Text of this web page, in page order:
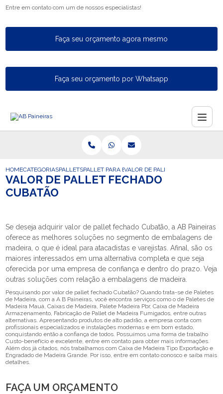
Entre em contato com um de nossos especialistas!
Faça seu orçamento agora mesmo
Faça seu orçamento por Whatsapp
HOMECATEGORIASPALLETSPALLET PARA EXPORTACAOVALOR DE PALLET FECHADO
VALOR DE PALLET FECHADO
CUBATÃO
Se deseja adquirir valor de pallet fechado Cubatão, a AB Paineiras
oferece as melhores soluções no segmento de embalagens de
madeira, o que é ideal para atacadistas e varejistas. Afinal, são os
maiores interessados em uma alternativa completa e que seja
oferecida por uma empresa de confiança e dentro do prazo. Veja
outras soluções com relação a embalagens de madeira.
Pesquisando por valor de pallet fechado Cubatão? Quando trata-se de Paletes
de Madeira, com a A B Paineiras, você encontra serviços como o de Paletes de
Madeira Mauá, Caixas de Madeira, Palete Madeira Pbr, Caixa de Madeira
Armazenamento, Fabricação de Pallet de Madeira Fumigados, entre outras
alternativas. Apresentando produtos de alto padrão, a empresa conta com
profissionais especializados e instalações modernas e em bom estado,
conquistando então a confiança de todos. Possuímos uma forma de trabalho
Custo-benefício e excelente, entre em contato para obter mais informações.
Além dos já citados, nós trabalhamos com Caixa de Madeira Tipo Exportação e
Engradado de Madeira Grande. Por isso, entre em contato conosco e saiba mais
detalhes.
FAÇA UM ORÇAMENTO